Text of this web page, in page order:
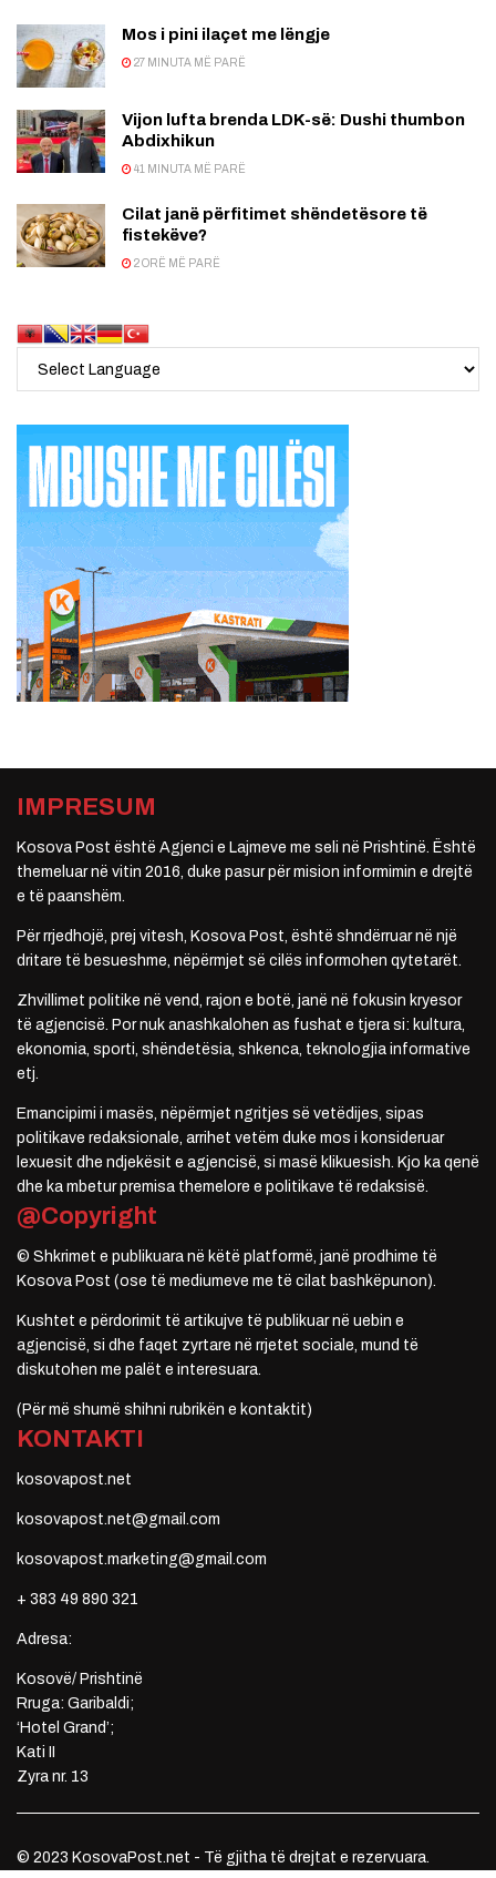
Mos i pini ilaçet me lëngje
27 MINUTA MË PARË
Vijon lufta brenda LDK-së: Dushi thumbon
Abdixhikun
41 MINUTA MË PARË
Cilat janë përfitimet shëndetësore të
fistekëve?
2 ORË MË PARË
IMPRESUM
Kosova Post është Agjenci e Lajmeve me seli në Prishtinë. Është
themeluar në vitin 2016, duke pasur për mision informimin e drejtë
e të paanshëm.
Për rrjedhojë, prej vitesh, Kosova Post, është shndërruar në një
dritare të besueshme, nëpërmjet së cilës informohen qytetarët.
Zhvillimet politike në vend, rajon e botë, janë në fokusin kryesor
të agjencisë. Por nuk anashkalohen as fushat e tjera si: kultura,
ekonomia, sporti, shëndetësia, shkenca, teknologjia informative
etj.
Emancipimi i masës, nëpërmjet ngritjes së vetëdijes, sipas
politikave redaksionale, arrihet vetëm duke mos i konsideruar
lexuesit dhe ndjekësit e agjencisë, si masë klikuesish. Kjo ka qenë
dhe ka mbetur premisa themelore e politikave të redaksisë.
@Copyright
© Shkrimet e publikuara në këtë platformë, janë prodhime të
Kosova Post (ose të mediumeve me të cilat bashkëpunon).
Kushtet e përdorimit të artikujve të publikuar në uebin e
agjencisë, si dhe faqet zyrtare në rrjetet sociale, mund të
diskutohen me palët e interesuara.
(Për më shumë shihni rubrikën e kontaktit)
KONTAKTI
kosovapost.net
kosovapost.net@gmail.com
kosovapost.marketing@gmail.com
+ 383 49 890 321
Adresa:
Kosovë/ Prishtinë
Rruga: Garibaldi;
‘Hotel Grand’;
Kati II
Zyra nr. 13
© 2023 KosovaPost.net - Të gjitha të drejtat e rezervuara.